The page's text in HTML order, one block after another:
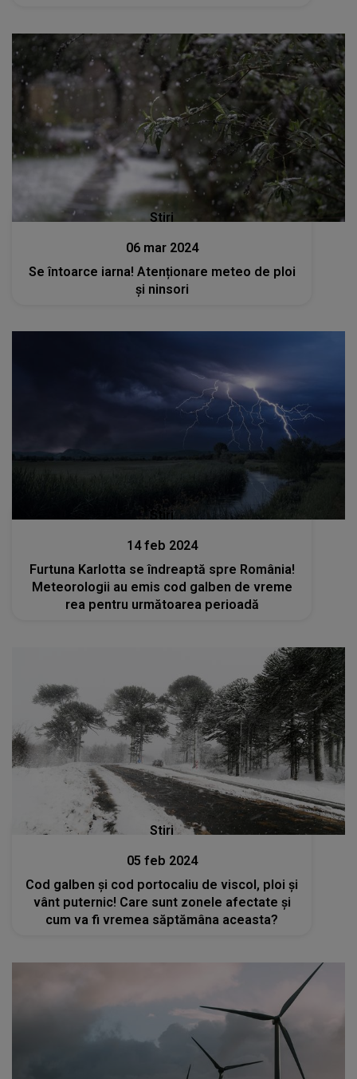
Stiri
06 mar 2024
Se întoarce iarna! Atenționare meteo de ploi
și ninsori
Stiri
14 feb 2024
Furtuna Karlotta se îndreaptă spre România!
Meteorologii au emis cod galben de vreme
rea pentru următoarea perioadă
Stiri
05 feb 2024
Cod galben și cod portocaliu de viscol, ploi și
vânt puternic! Care sunt zonele afectate și
cum va fi vremea săptămâna aceasta?